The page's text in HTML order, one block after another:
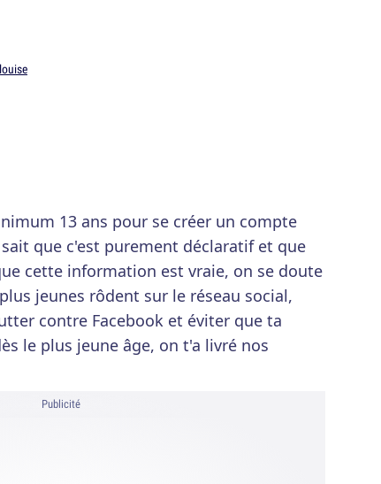
13 ans pour se créer un compte
que c'est purement déclaratif et que
cette information est vraie, on se doute
jeunes rôdent sur le réseau social,
contre Facebook et éviter que ta
le plus jeune âge, on t'a livré nos
Publicité